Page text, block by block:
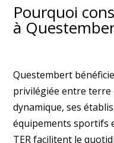
Pourquoi
à
Questembert
privilégiée entre terre
dynamique, ses
équipements sportifs
TER facilitent le